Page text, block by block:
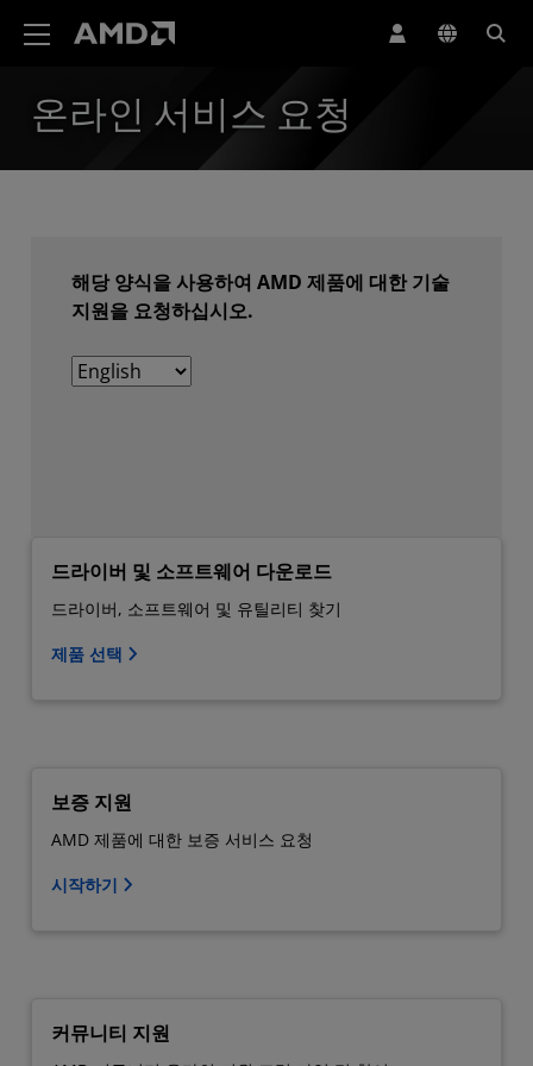
온라인 서비스 요청
드라이버 및 소프트웨어 다운로드
드라이버, 소프트웨어 및 유틸리티 찾기
제품 선택
보증 지원
AMD 제품에 대한 보증 서비스 요청
시작하기
커뮤니티 지원
해당 양식을 사용하여 AMD 제품에 대한 기술
지원을 요청하십시오.